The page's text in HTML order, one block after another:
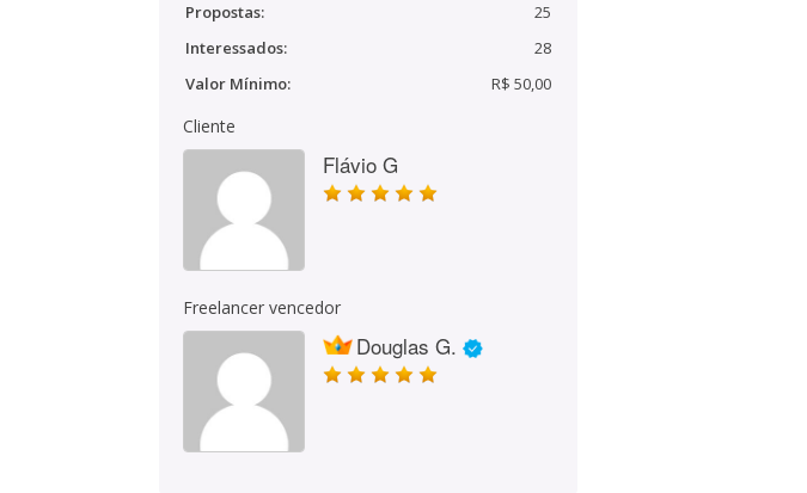
Propostas:
25
Interessados:
28
Valor Mínimo:
R$ 50,00
Cliente
Flávio G
Freelancer vencedor
Douglas G.